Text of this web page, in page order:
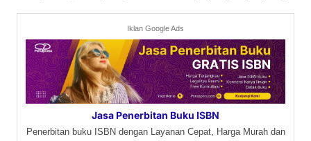
Iklan Google Ads
Jasa Penerbitan Buku ISBN
Penerbitan buku ISBN dengan Layanan Cepat, Harga Murah dan